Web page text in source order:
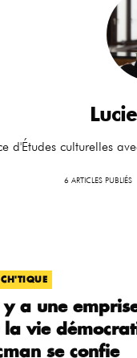
d'Études culturelles
6 ARTICLES PUBLIÉS
y a une
la vie
se confie